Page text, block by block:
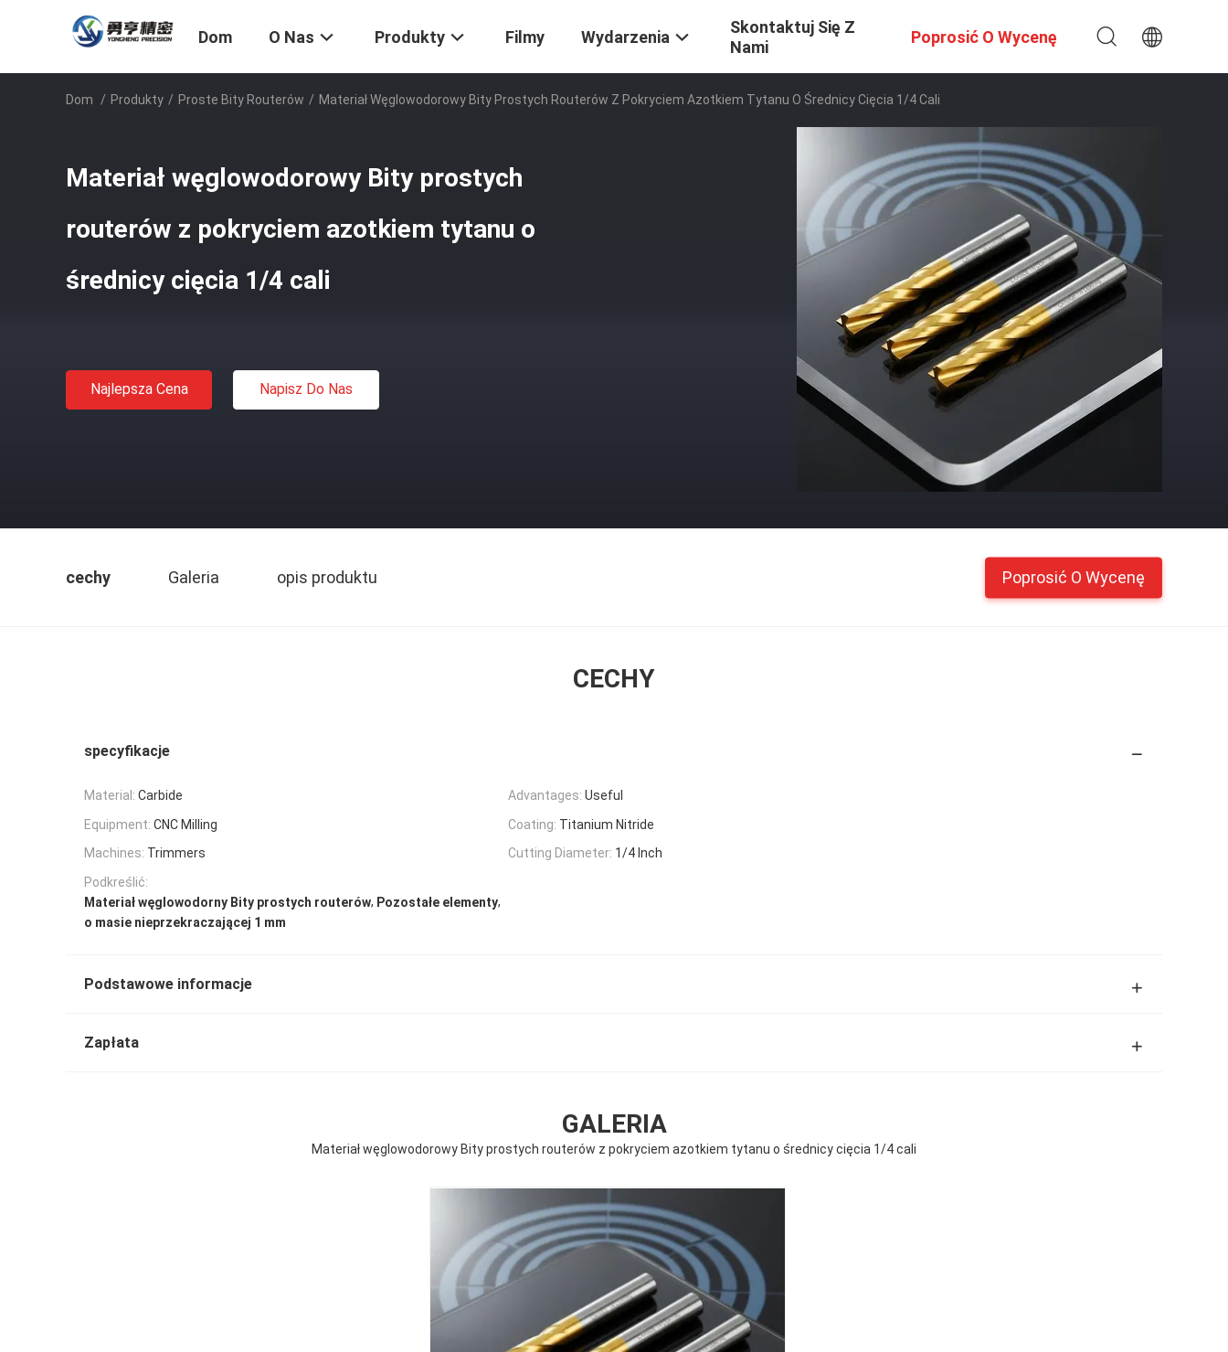
Dom O Nas Produkty Filmy Wydarzenia
Skontaktuj Się Z
Nami
Poprosić O Wycenę
Dom / Produkty / Proste Bity Routerów / Materiał Węglowodorowy Bity Prostych Routerów Z Pokryciem Azotkiem Tytanu O Średnicy Cięcia 1/4 Cali
Materiał węglowodorowy Bity prostych
routerów z pokryciem azotkiem tytanu o
średnicy cięcia 1/4 cali
Najlepsza Cena Napisz Do Nas
cechy Galeria opis produktu Poprosić O Wycenę
CECHY
specyfikacje
Material: Carbide Advantages: Useful
Equipment: CNC Milling Coating: Titanium Nitride
Machines: Trimmers Cutting Diameter: 1/4 Inch
Podkreślić:
Materiał węglowodorny Bity prostych routerów, Pozostałe elementy,
o masie nieprzekraczającej 1 mm
Podstawowe informacje
Zapłata
GALERIA
Materiał węglowodorowy Bity prostych routerów z pokryciem azotkiem tytanu o średnicy cięcia 1/4 cali